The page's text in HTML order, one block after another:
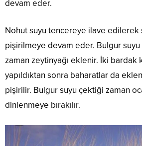
devam eder.
Nohut suyu tencereye ilave edilerek
pişirilmeye devam eder. Bulgur suyu
zaman zeytinyağı eklenir. İki bardak
yapıldıktan sonra baharatlar da
pişirilir. Bulgur suyu çektiği zaman
dinlenmeye bırakılır.